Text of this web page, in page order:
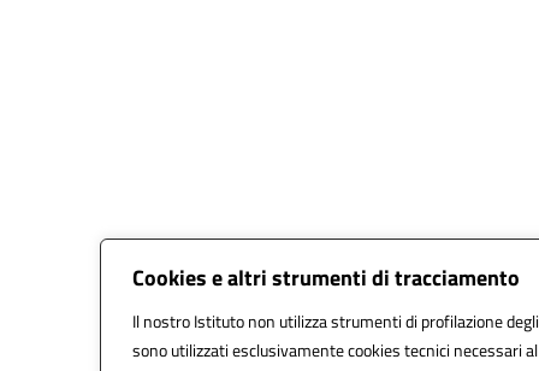
Cookies e altri strumenti di tracciamento
Il nostro Istituto non utilizza strumenti di profilazione
sono utilizzati esclusivamente cookies tecnici necessari al